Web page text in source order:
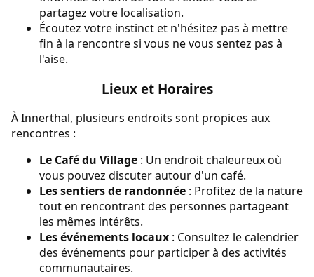
partagez votre localisation.
Écoutez votre instinct et n'hésitez pas à mettre
fin à la rencontre si vous ne vous sentez pas à
l'aise.
Lieux et Horaires
À Innerthal, plusieurs endroits sont propices aux
rencontres :
Le Café du Village : Un endroit chaleureux où
vous pouvez discuter autour d'un café.
Les sentiers de randonnée : Profitez de la nature
tout en rencontrant des personnes partageant
les mêmes intérêts.
Les événements locaux : Consultez le calendrier
des événements pour participer à des activités
communautaires.